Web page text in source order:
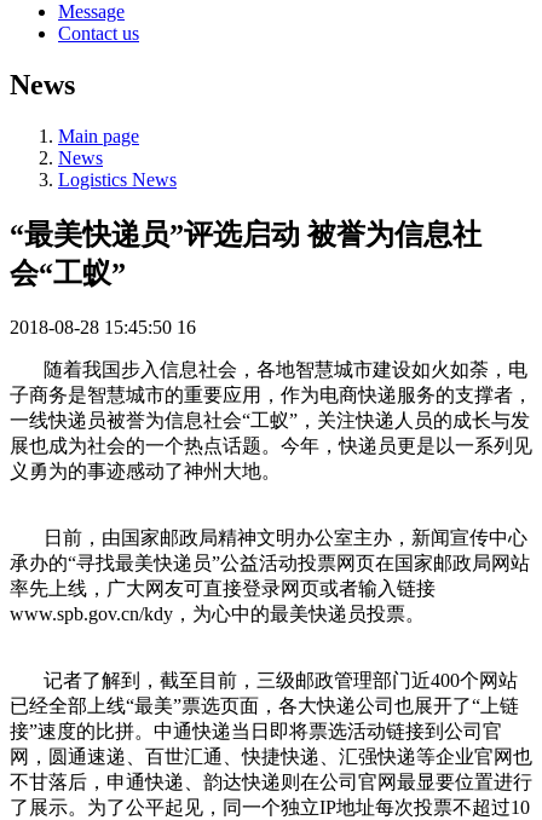
Message
Contact us
News
Main page
News
Logistics News
“最美快递员”评选启动 被誉为信息社
会“工蚁”
2018-08-28 15:45:50 16
随着我国步入信息社会，各地智慧城市建设如火如荼，电
子商务是智慧城市的重要应用，作为电商快递服务的支撑者，
一线快递员被誉为信息社会“工蚁”，关注快递人员的成长与发
展也成为社会的一个热点话题。今年，快递员更是以一系列见
义勇为的事迹感动了神州大地。
日前，由国家邮政局精神文明办公室主办，新闻宣传中心
承办的“寻找最美快递员”公益活动投票网页在国家邮政局网站
率先上线，广大网友可直接登录网页或者输入链接
www.spb.gov.cn/kdy，为心中的最美快递员投票。
记者了解到，截至目前，三级邮政管理部门近400个网站
已经全部上线“最美”票选页面，各大快递公司也展开了“上链
接”速度的比拼。中通快递当日即将票选活动链接到公司官
网，圆通速递、百世汇通、快捷快递、汇强快递等企业官网也
不甘落后，申通快递、韵达快递则在公司官网最显要位置进行
了展示。为了公平起见，同一个独立IP地址每次投票不超过10